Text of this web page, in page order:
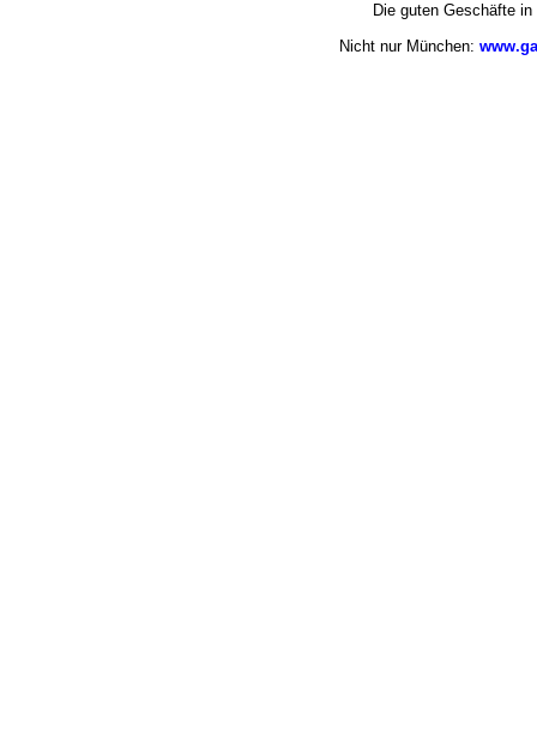
Die guten Geschäfte
Nicht nur München: